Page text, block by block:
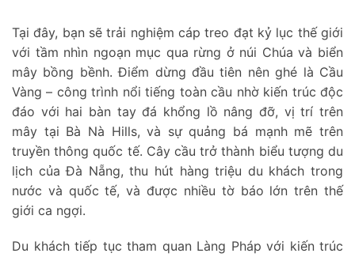
Tại đây, bạn sẽ trải nghiệm cáp treo đạt kỷ lục thế giới
với tầm nhìn ngoạn mục qua rừng ở núi Chúa và biển
mây bồng bềnh. Điểm dừng đầu tiên nên ghé là Cầu
Vàng – công trình nổi tiếng toàn cầu nhờ kiến trúc độc
đáo với hai bàn tay đá khổng lồ nâng đỡ, vị trí trên
mây tại Bà Nà Hills, và sự quảng bá mạnh mẽ trên
truyền thông quốc tế. Cây cầu trở thành biểu tượng du
lịch của Đà Nẵng, thu hút hàng triệu du khách trong
nước và quốc tế, và được nhiều tờ báo lớn trên thế
giới ca ngợi.
Du khách tiếp tục tham quan Làng Pháp với kiến trúc